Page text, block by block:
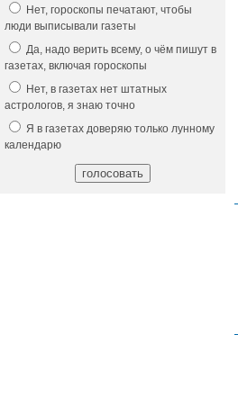
Нет, гороскопы печатают, чтобы
люди выписывали газеты
Да, надо верить всему, о чём пишут в
газетах, включая гороскопы
Нет, в газетах нет штатных
астрологов, я знаю точно
Я в газетах доверяю только лунному
календарю